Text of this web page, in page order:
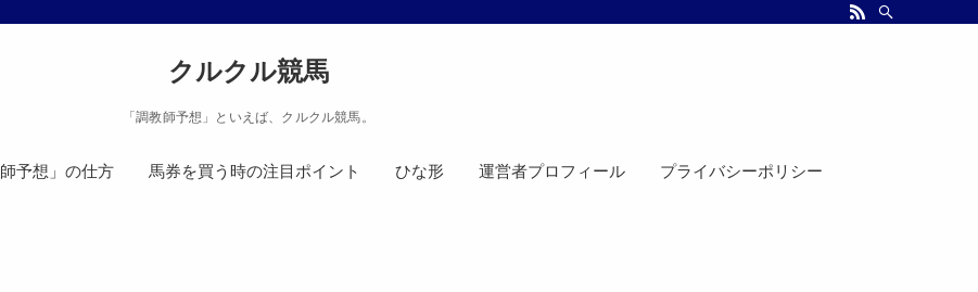
クルクル競馬
「調教師予想」といえば、クルクル競馬。
予想」の仕方 馬券を買う時の注目ポイント ひな形 運営者プロフィール プライバシーポリシー